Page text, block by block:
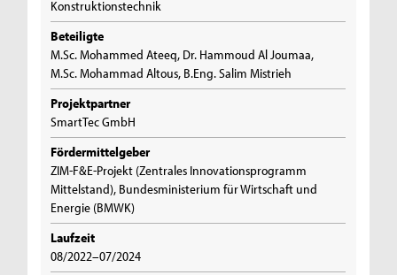
Konstruktionstechnik
Beteiligte
M.Sc. Mohammed Ateeq, Dr. Hammoud Al Joumaa,
M.Sc. Mohammad Altous, B.Eng. Salim Mistrieh
Projektpartner
SmartTec GmbH
Fördermittelgeber
ZIM-F&E-Projekt (Zentrales Innovationsprogramm
Mittelstand), Bundesministerium für Wirtschaft und
Energie (BMWK)
Laufzeit
08/2022–07/2024